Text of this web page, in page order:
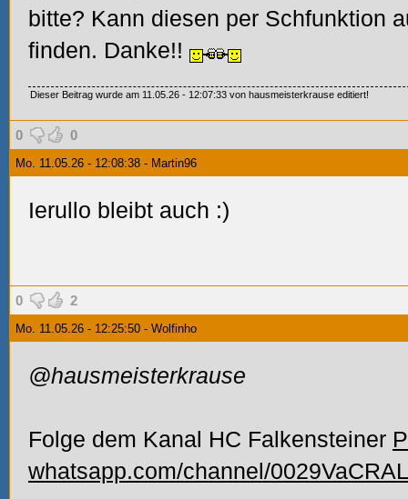
bitte? Kann diesen per Schfunktion
finden. Danke!!
Dieser Beitrag wurde am 11.05.26 - 12:07:33 von hausmeisterkrause editiert!
0 0
Mo. 11.05.26 - 12:08:38 - Martin96
Ierullo bleibt auch :)
0 2
Mo. 11.05.26 - 12:25:50 - Wolfinho
@hausmeisterkrause
‎Folge dem Kanal HC Falkensteiner
whatsapp.com/channel/